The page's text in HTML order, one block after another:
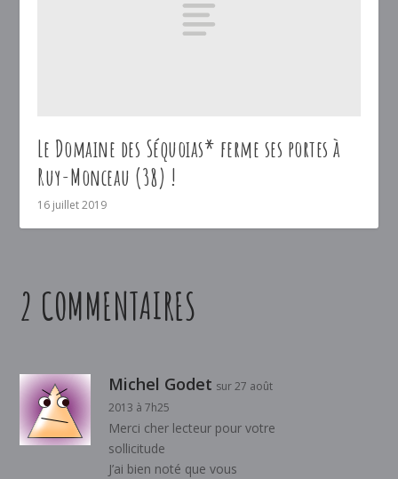
Le Domaine des Séquoias* ferme ses portes à
Ruy-Monceau (38) !
16 juillet 2019
2 COMMENTAIRES
Michel Godet sur 27 août
2013 à 7h25
Merci cher lecteur pour votre
sollicitude
J’ai bien noté que vous